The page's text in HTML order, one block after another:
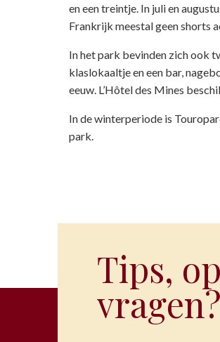
en een treintje. In juli en
Frankrijk meestal geen shorts
In het park bevinden zich ook
klaslokaaltje en een bar,
eeuw. L’Hôtel des Mines
In de winterperiode is
park.
Tips,
vragen?